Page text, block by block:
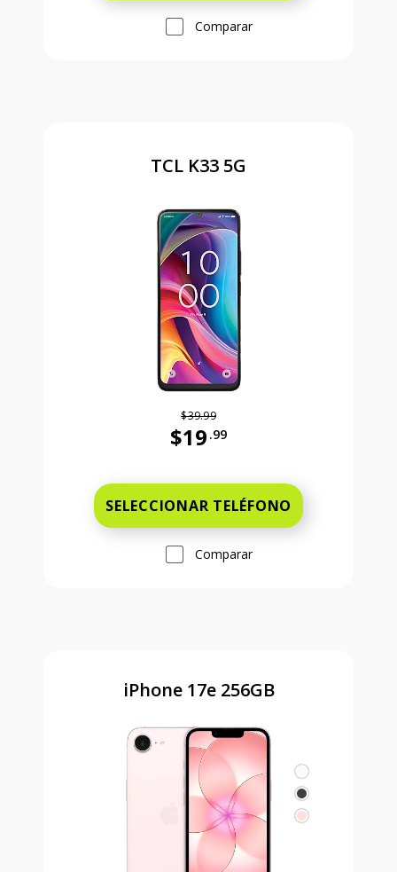
Comparar
TCL K33 5G
$39.99
$19 .99
SELECCIONAR TELÉFONO
Comparar
iPhone 17e 256GB